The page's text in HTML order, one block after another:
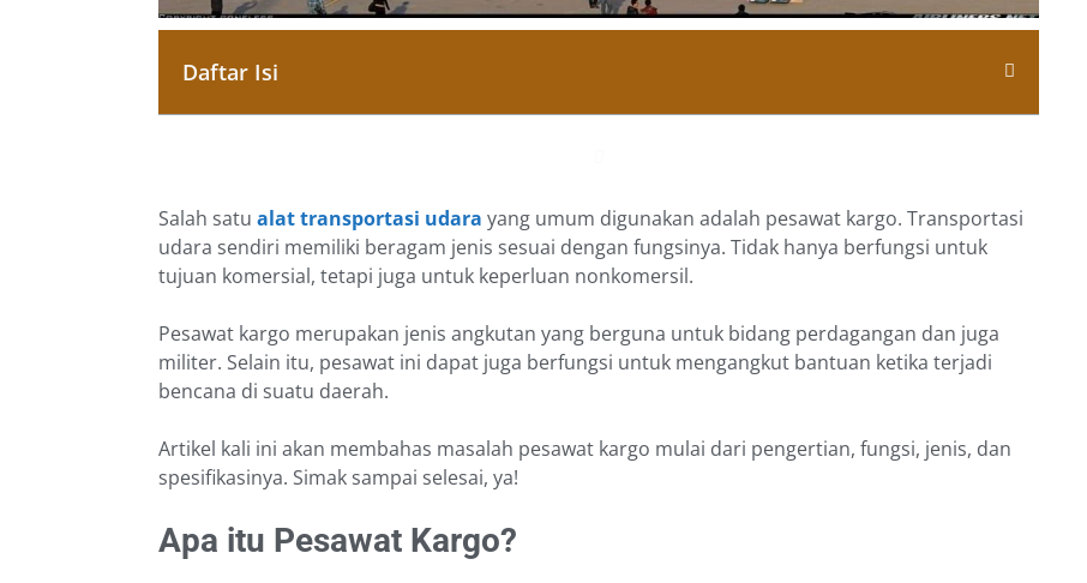
Daftar Isi
Salah satu alat transportasi udara yang umum digunakan adalah pesawat kargo. Transportasi
udara sendiri memiliki beragam jenis sesuai dengan fungsinya. Tidak hanya berfungsi untuk
tujuan komersial, tetapi juga untuk keperluan nonkomersil.
Pesawat kargo merupakan jenis angkutan yang berguna untuk bidang perdagangan dan juga
militer. Selain itu, pesawat ini dapat juga berfungsi untuk mengangkut bantuan ketika terjadi
bencana di suatu daerah.
Artikel kali ini akan membahas masalah pesawat kargo mulai dari pengertian, fungsi, jenis, dan
spesifikasinya. Simak sampai selesai, ya!
Apa itu Pesawat Kargo?